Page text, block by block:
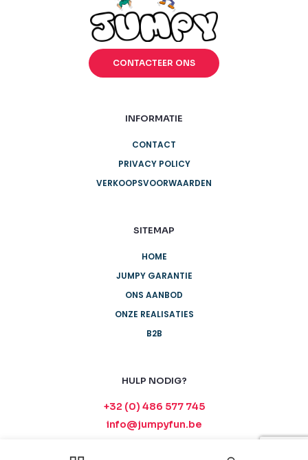
CONTACTEER ONS
INFORMATIE
CONTACT
PRIVACY POLICY
VERKOOPSVOORWAARDEN
SITEMAP
HOME
JUMPY GARANTIE
ONS AANBOD
ONZE REALISATIES
B2B
HULP NODIG?
+32 (0) 486 577 745
info@jumpyfun.be